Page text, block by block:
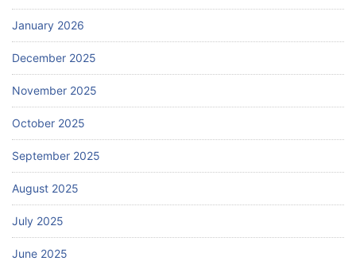
January 2026
December 2025
November 2025
October 2025
September 2025
August 2025
July 2025
June 2025